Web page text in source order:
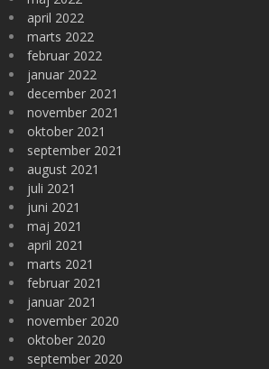
april 2022
marts 2022
februar 2022
januar 2022
december 2021
november 2021
oktober 2021
september 2021
august 2021
juli 2021
juni 2021
maj 2021
april 2021
marts 2021
februar 2021
januar 2021
november 2020
oktober 2020
september 2020